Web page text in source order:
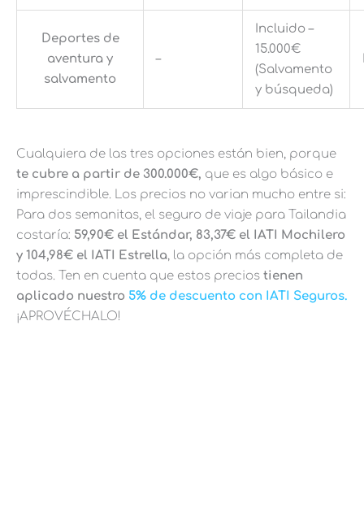
Deportes de
aventura y
salvamento
–
Incluido –
15.000€
(Salvamento
y búsqueda)
Cualquiera de las tres opciones están bien, porque
te cubre a partir de 300.000€, que es algo básico e
imprescindible. Los precios no varian mucho entre si:
Para dos semanitas, el seguro de viaje para Tailandia
costaría: 59,90€ el Estándar, 83,37€ el IATI Mochilero
y 104,98€ el IATI Estrella, la opción más completa de
todas. Ten en cuenta que estos precios tienen
aplicado nuestro 5% de descuento con IATI Seguros.
¡APROVÉCHALO!